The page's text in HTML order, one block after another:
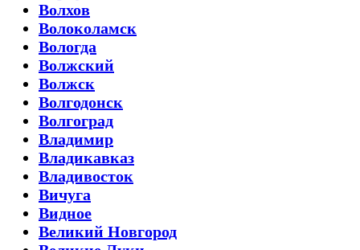
Волхов
Волоколамск
Вологда
Волжский
Волжск
Волгодонск
Волгоград
Владимир
Владикавказ
Владивосток
Вичуга
Видное
Великий Новгород